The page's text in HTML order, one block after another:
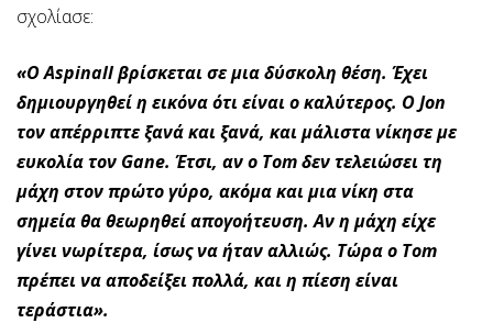
σχολίασε:
«Ο Aspinall βρίσκεται σε μια δύσκολη θέση. Έχει
δημιουργηθεί η εικόνα ότι είναι ο καλύτερος. Ο Jon
τον απέρριπτε ξανά και ξανά, και μάλιστα νίκησε με
ευκολία τον Gane. Έτσι, αν ο Tom δεν τελειώσει τη
μάχη στον πρώτο γύρο, ακόμα και μια νίκη στα
σημεία θα θεωρηθεί απογοήτευση. Αν η μάχη είχε
γίνει νωρίτερα, ίσως να ήταν αλλιώς. Τώρα ο Tom
πρέπει να αποδείξει πολλά, και η πίεση είναι
τεράστια».